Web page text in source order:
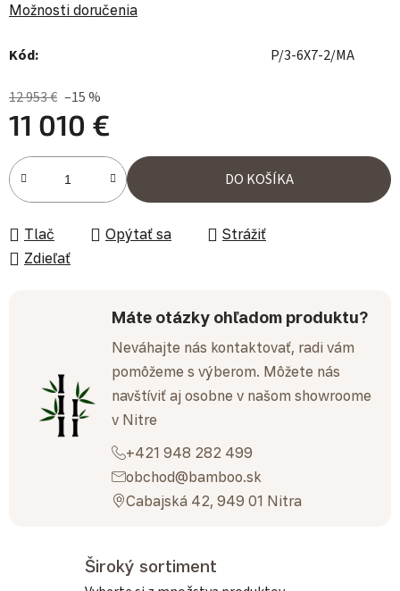
Možnosti doručenia
Kód: P/3-6X7-2/MA
12 953 € –15 %
11 010 €
Jednotková cena:
DO KOŠÍKA
Tlač Opýtať sa
Strážiť
Zdieľať
Máte otázky ohľadom produktu?
Neváhajte nás kontaktovať, radi vám
pomôžeme s výberom. Môžete nás
navštíviť aj osobne v našom showroome
v Nitre
+421 948 282 499
obchod@bamboo.sk
Cabajská 42, 949 01 Nitra
Široký sortiment